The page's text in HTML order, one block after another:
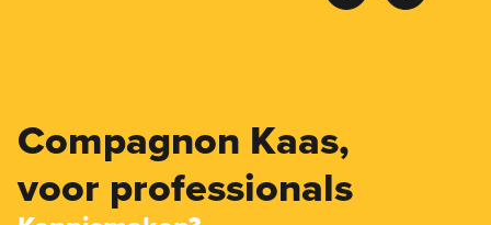
Compagnon Kaas,
voor professionals